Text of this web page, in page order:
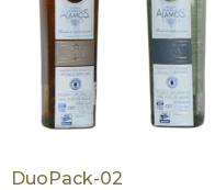
DuoPack-02